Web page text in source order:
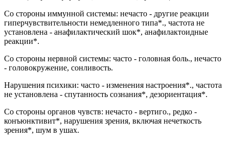
Со стороны иммунной системы: нечасто - другие реакции
гиперчувствительности немедленного типа*., частота не
установлена - анафилактический шок*, анафилактоидные
реакции*.
Со стороны нервной системы: часто - головная боль., нечасто
- головокружение, сонливость.
Нарушения психики: часто - изменения настроения*., частота
не установлена - спутанность сознания*, дезориентация*.
Со стороны органов чувств: нечасто - вертиго., редко -
конъюнктивит*, нарушения зрения, включая нечеткость
зрения*, шум в ушах.